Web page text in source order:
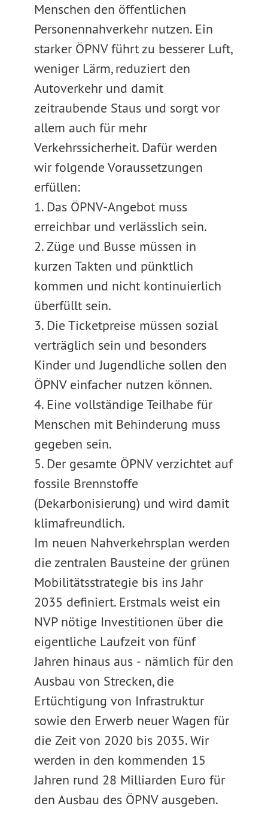
Menschen den öffentlichen
Personennahverkehr nutzen. Ein
starker ÖPNV führt zu besserer Luft,
weniger Lärm, reduziert den
Autoverkehr und damit
zeitraubende Staus und sorgt vor
allem auch für mehr
Verkehrssicherheit. Dafür werden
wir folgende Voraussetzungen
erfüllen:
1. Das ÖPNV-Angebot muss
erreichbar und verlässlich sein.
2. Züge und Busse müssen in
kurzen Takten und pünktlich
kommen und nicht kontinuierlich
überfüllt sein.
3. Die Ticketpreise müssen sozial
verträglich sein und besonders
Kinder und Jugendliche sollen den
ÖPNV einfacher nutzen können.
4. Eine vollständige Teilhabe für
Menschen mit Behinderung muss
gegeben sein.
5. Der gesamte ÖPNV verzichtet auf
fossile Brennstoffe
(Dekarbonisierung) und wird damit
klimafreundlich.
Im neuen Nahverkehrsplan werden
die zentralen Bausteine der grünen
Mobilitätsstrategie bis ins Jahr
2035 definiert. Erstmals weist ein
NVP nötige Investitionen über die
eigentliche Laufzeit von fünf
Jahren hinaus aus ‒ nämlich für den
Ausbau von Strecken, die
Ertüchtigung von Infrastruktur
sowie den Erwerb neuer Wagen für
die Zeit von 2020 bis 2035. Wir
werden in den kommenden 15
Jahren rund 28 Milliarden Euro für
den Ausbau des ÖPNV ausgeben.